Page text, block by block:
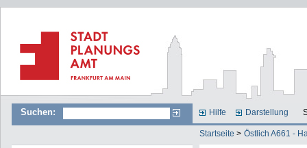
Suchen: Hilfe Darstellung
Startseite > Östlich A661 -